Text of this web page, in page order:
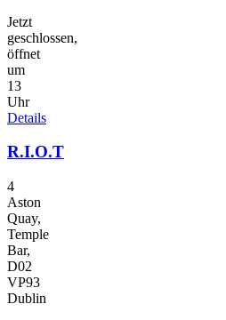
Jetzt
geschlossen,
öffnet
um
13
Uhr
Details
R.I.O.T
4
Aston
Quay,
Temple
Bar,
D02
VP93
Dublin